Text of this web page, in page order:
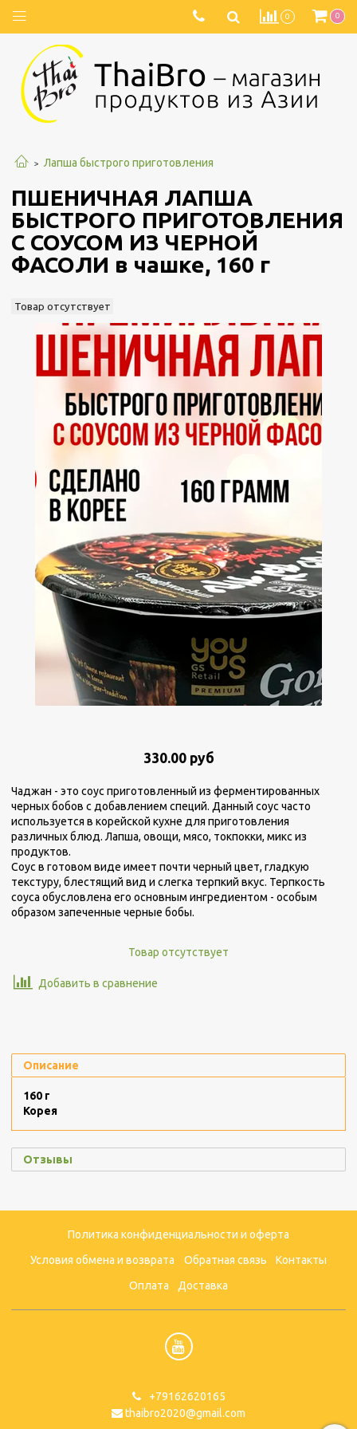
0 0
Лапша быстрого приготовления
ПШЕНИЧНАЯ ЛАПША
БЫСТРОГО ПРИГОТОВЛЕНИЯ
С СОУСОМ ИЗ ЧЕРНОЙ
ФАСОЛИ в чашке, 160 г
Товар отсутствует
330.00 руб
Чаджан - это соус приготовленный из ферментированных
черных бобов с добавлением специй. Данный соус часто
используется в корейской кухне для приготовления
различных блюд. Лапша, овощи, мясо, токпокки, микс из
продуктов.
Соус в готовом виде имеет почти черный цвет, гладкую
текстуру, блестящий вид и слегка терпкий вкус. Терпкость
соуса обусловлена его основным ингредиентом - особым
образом запеченные черные бобы.
Товар отсутствует
Добавить в сравнение
Описание
160 г
Корея
Отзывы
Политика конфиденциальности и оферта
Условия обмена и возврата Обратная связь Контакты
Оплата Доставка
+79162620165
thaibro2020@gmail.com